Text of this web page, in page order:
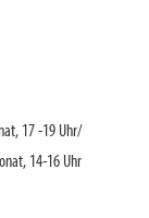
17 -19 Uhr/
14-16 Uhr